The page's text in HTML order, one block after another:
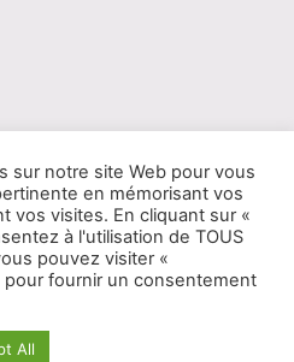
| Propulsé parThème
sur notre site Web pour vous
en mémorisant vos
vos visites. En cliquant sur «
à l'utilisation de TOUS
pouvez visiter «
pour fournir un consentement
All